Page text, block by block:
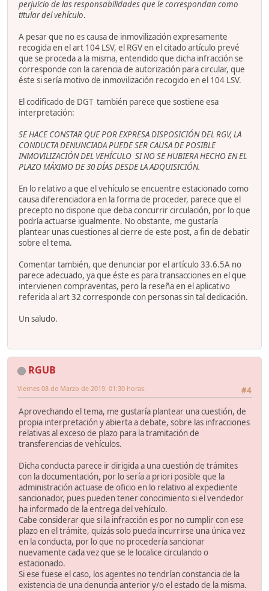
perjuicio de las responsabilidades que le correspondan como
titular del vehículo.
A pesar que no es causa de inmovilización expresamente
recogida en el art 104 LSV, el RGV en el citado artículo prevé
que se proceda a la misma, entendido que dicha infracción se
corresponde con la carencia de autorización para circular, que
éste si sería motivo de inmovilización recogido en el 104 LSV.
El codificado de DGT también parece que sostiene esa
interpretación:
SE HACE CONSTAR QUE POR EXPRESA DISPOSICIÓN DEL RGV, LA
CONDUCTA DENUNCIADA PUEDE SER CAUSA DE POSIBLE
INMOVILIZACIÓN DEL VEHÍCULO SI NO SE HUBIERA HECHO EN EL
PLAZO MÁXIMO DE 30 DÍAS DESDE LA ADQUISICIÓN.
En lo relativo a que el vehículo se encuentre estacionado como
causa diferenciadora en la forma de proceder, parece que el
precepto no dispone que deba concurrir circulación, por lo que
podría actuarse igualmente. No obstante, me gustaría
plantear unas cuestiones al cierre de este post, a fin de debatir
sobre el tema.
Comentar también, que denunciar por el artículo 33.6.5A no
parece adecuado, ya que éste es para transacciones en el que
intervienen compraventas, pero la reseña en el aplicativo
referida al art 32 corresponde con personas sin tal dedicación.
Un saludo.
RGUB
#4
Viernes 08 de Marzo de 2019. 01:30 horas.
Aprovechando el tema, me gustaría plantear una cuestión, de
propia interpretación y abierta a debate, sobre las infracciones
relativas al exceso de plazo para la tramitación de
transferencias de vehículos.
Dicha conducta parece ir dirigida a una cuestión de trámites
con la documentación, por lo sería a priori posible que la
administración actuase de oficio en lo relativo al expediente
sancionador, pues pueden tener conocimiento si el vendedor
ha informado de la entrega del vehículo.
Cabe considerar que si la infracción es por no cumplir con ese
plazo en el trámite, quizás solo pueda incurrirse una única vez
en la conducta, por lo que no procedería sancionar
nuevamente cada vez que se le localice circulando o
estacionado.
Si ese fuese el caso, los agentes no tendrían constancia de la
existencia de una denuncia anterior y/o el estado de la misma.